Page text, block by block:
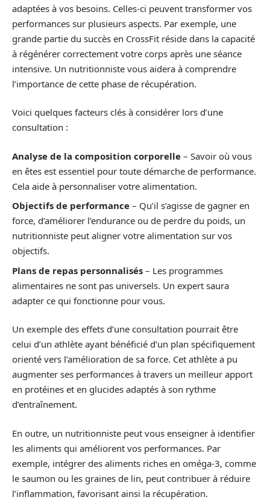
adaptées à vos besoins. Celles-ci peuvent transformer vos
performances sur plusieurs aspects. Par exemple, une
grande partie du succès en CrossFit réside dans la capacité
à régénérer correctement votre corps après une séance
intensive. Un nutritionniste vous aidera à comprendre
l’importance de cette phase de récupération.
Voici quelques facteurs clés à considérer lors d’une
consultation :
Analyse de la composition corporelle – Savoir où vous
en êtes est essentiel pour toute démarche de performance.
Cela aide à personnaliser votre alimentation.
Objectifs de performance – Qu’il s’agisse de gagner en
force, d’améliorer l’endurance ou de perdre du poids, un
nutritionniste peut aligner votre alimentation sur vos
objectifs.
Plans de repas personnalisés – Les programmes
alimentaires ne sont pas universels. Un expert saura
adapter ce qui fonctionne pour vous.
Un exemple des effets d’une consultation pourrait être
celui d’un athlète ayant bénéficié d’un plan spécifiquement
orienté vers l’amélioration de sa force. Cet athlète a pu
augmenter ses performances à travers un meilleur apport
en protéines et en glucides adaptés à son rythme
d’entraînement.
En outre, un nutritionniste peut vous enseigner à identifier
les aliments qui améliorent vos performances. Par
exemple, intégrer des aliments riches en oméga-3, comme
le saumon ou les graines de lin, peut contribuer à réduire
l’inflammation, favorisant ainsi la récupération.